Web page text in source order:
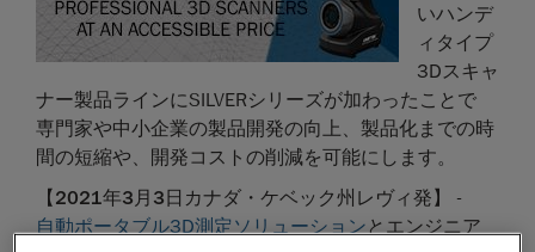
いハンデ
ィタイプ
3Dスキャ
ナー製品ラインにSILVERシリーズが加わったことで
専門家や中小企業の製品開発の向上、製品化までの時
間の短縮や、開発コストの削減を可能にします。
【2021年3月 3 日カナダ・ケベック州レヴィ発】
-
自動ポータブル3D測定ソリューションとエンジニア